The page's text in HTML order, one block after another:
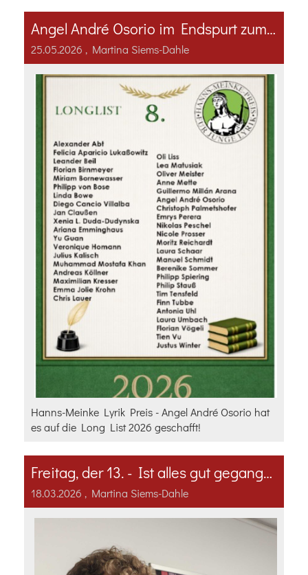
Angel André Osorio im Endspurt zum Lyrik-Preis
25.05.2026 , Martina Siems-Dahle
Hanns-Meinke Lyrik Preis - Angel André Osorio hat
es auf die Long List 2026 geschafft!
Freitag, der 13. - Ist alles gut gegangen
18.03.2026 , Martina Siems-Dahle